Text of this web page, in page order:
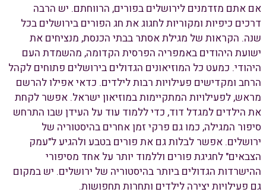
אם אתם מזדמנים לירושלים בפורים, הרווחתם. יש הרבה
דרכים כיפיות ומקוריות לחגוג את חג הפורים בירושלים בכל
שנה. הקראות של מגילת אסתר בבתי הכנסת, מנציחים את
ישועת היהודים באמפריה הפרסית הקדומה, מהשמדת העם
היהודי. כמעט כל המוזיאונים הגדולים בירושלים פתוחים לקהל
הרחב ומקדישים פעילויות רבות לילדים. כדאי אפילו להרשם
מראש, לפעילויות המתקיימות במוזיאון ישראל. אפשר לקחת
את הילדים למגדל דוד, כדי ללמוד עוד על העידן שבו התרחש
סיפור המגילה, כמו גם פרקי זמן אחרים בהיסטוריה של
ירושלים. אפשר לבלות גם את פורים בטבע ולהגיע ל"עמק
הצבאים" לחגיגת פורים וללמוד יותר על אחד מסיפורי
ההישרדות הגדולים ביותר בהיסטוריה של ירושלים. יש במקום
גם פעילויות יצירה לילדים ותחרות תחפושות.